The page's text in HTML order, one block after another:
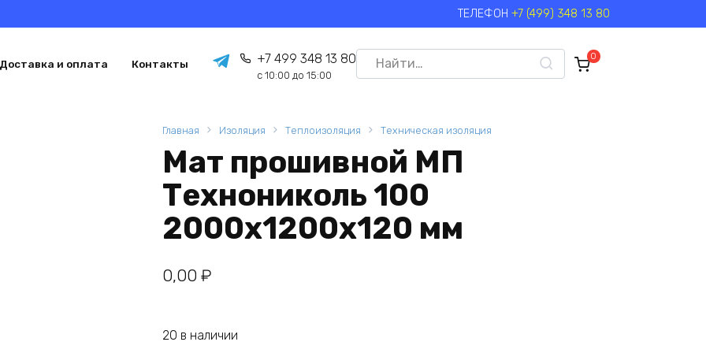
ТЕЛЕФОН +7 (499) 348 13 80
Доставка и оплата Контакты +7 499 348 13 80
с 10:00 до 15:00
Search
for:
0
Главная Изоляция Теплоизоляция Техническая изоляция
Мат прошивной МП
Технониколь 100
2000х1200х120 мм
0,00 ₽
20 в наличии